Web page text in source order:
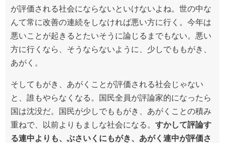
が評価される社会にならないといけないよね。世の中な
んて常に改善の連続をしなければ悪い方に行く。今年は
悪いことが起きるとたいそうに論じるまでもない。悪い
方に行くなら、そうならないように、少しでももがき、
あがく。
そしてもがき、あがくことが評価される社会じゃない
と、誰もやらなくなる。国民全員が評論家的になったら
国は沈没だ。国民が少しでももがき、あがくことの積み
重ねで、以前よりもましな社会になる。 すかして評論す
る連中よりも、ぶさいくにもがき、あがく連中が評価さ